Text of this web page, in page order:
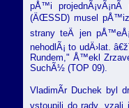
pÅ™i
(ÄŒSSD) musel
strany teÄ jen
nehodlÃ¡ to udÄ›lat.
Rundem," Å™ekl
SuchÃ½ (TOP 09).
VladimÃ­r Duchek byl
vstoupili do rady, vzali